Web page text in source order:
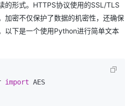
的形式。HTTPS协议使用的SSL/TLS
加密不仅保护了数据的机密性，还确保
以下是一个使用Python进行简单文本
import